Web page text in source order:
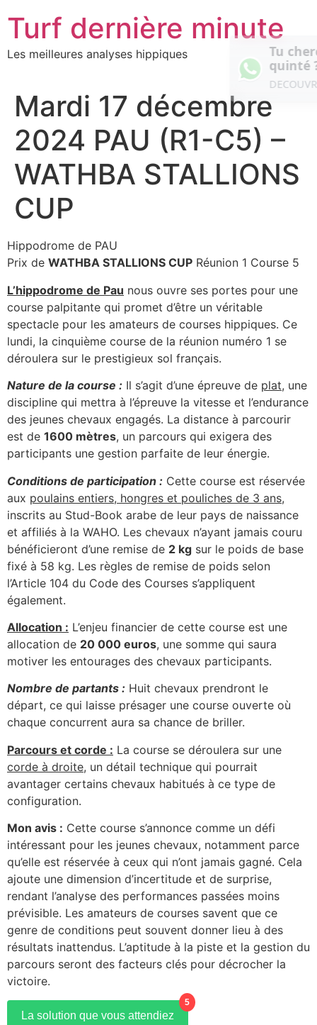
au
contenu
Turf dernière minute
Les meilleures analyses hippiques
Mardi 17 décembre
2024 PAU (R1-C5) –
WATHBA STALLIONS
CUP
Hippodrome de PAU
Prix de WATHBA STALLIONS CUP Réunion 1 Course 5
L’hippodrome de Pau nous ouvre ses portes pour une
course palpitante qui promet d’être un véritable
spectacle pour les amateurs de courses hippiques. Ce
lundi, la cinquième course de la réunion numéro 1 se
déroulera sur le prestigieux sol français.
Nature de la course : Il s’agit d’une épreuve de plat, une
discipline qui mettra à l’épreuve la vitesse et l’endurance
des jeunes chevaux engagés. La distance à parcourir
est de 1600 mètres, un parcours qui exigera des
participants une gestion parfaite de leur énergie.
Conditions de participation : Cette course est réservée
aux poulains entiers, hongres et pouliches de 3 ans,
inscrits au Stud-Book arabe de leur pays de naissance
et affiliés à la WAHO. Les chevaux n’ayant jamais couru
bénéficieront d’une remise de 2 kg sur le poids de base
fixé à 58 kg. Les règles de remise de poids selon
l’Article 104 du Code des Courses s’appliquent
également.
Allocation : L’enjeu financier de cette course est une
allocation de 20 000 euros, une somme qui saura
motiver les entourages des chevaux participants.
Nombre de partants : Huit chevaux prendront le
départ, ce qui laisse présager une course ouverte où
chaque concurrent aura sa chance de briller.
Parcours et corde : La course se déroulera sur une
corde à droite, un détail technique qui pourrait
avantager certains chevaux habitués à ce type de
configuration.
Mon avis : Cette course s’annonce comme un défi
intéressant pour les jeunes chevaux, notamment parce
qu’elle est réservée à ceux qui n’ont jamais gagné. Cela
ajoute une dimension d’incertitude et de surprise,
rendant l’analyse des performances passées moins
prévisible. Les amateurs de courses savent que ce
genre de conditions peut souvent donner lieu à des
résultats inattendus. L’aptitude à la piste et la gestion du
parcours seront des facteurs clés pour décrocher la
victoire.
La solution que vous attendiez
5
Tu cherches un super prono pour le
now